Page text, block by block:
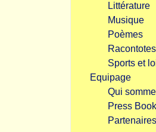
Littérature
Musique
Poèmes
Racontotes
Sports et
Equipage
Qui
Press Book
Partenaires